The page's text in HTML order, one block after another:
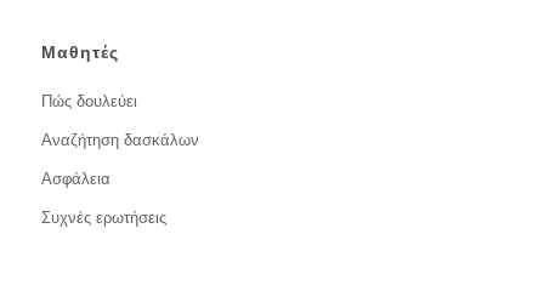
Μαθητές
Πώς δουλεύει
Αναζήτηση δασκάλων
Ασφάλεια
Συχνές ερωτήσεις